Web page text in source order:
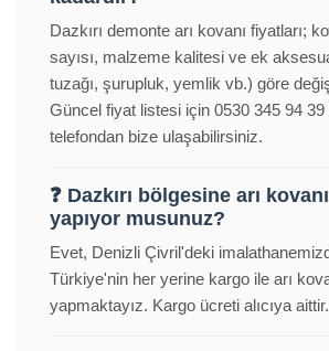
Dazkırı demonte arı kovanı fiyatları;
sayısı, malzeme kalitesi ve ek
tuzağı, şurupluk, yemlik vb.) göre
Güncel fiyat listesi için 0530 345 94 39
telefondan bize ulaşabilirsiniz.
❓ Dazkırı bölgesine arı
yapıyor musunuz?
Evet, Denizli Çivril'deki
Türkiye'nin her yerine kargo ile arı
yapmaktayız. Kargo ücreti alıcıya aittir.